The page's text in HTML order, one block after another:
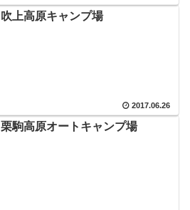
吹上高原キャンプ場
2017.06.26
栗駒高原オートキャンプ場